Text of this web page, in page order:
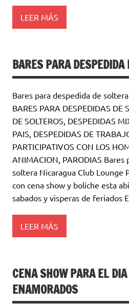
LEER MÁS
BARES PARA DESPEDIDA
Bares para despedida de
BARES PARA DESPEDIDAS DE
DE SOLTEROS, DESPEDIDAS
PAIS, DESPEDIDAS DE
PARTICIPATIVOS CON LOS
ANIMACION, PARODIAS Bares
soltera Nicaragua Club Lounge
con cena show y boliche esta
sabados y visperas de feriados
LEER MÁS
CENA SHOW PARA EL
ENAMORADOS